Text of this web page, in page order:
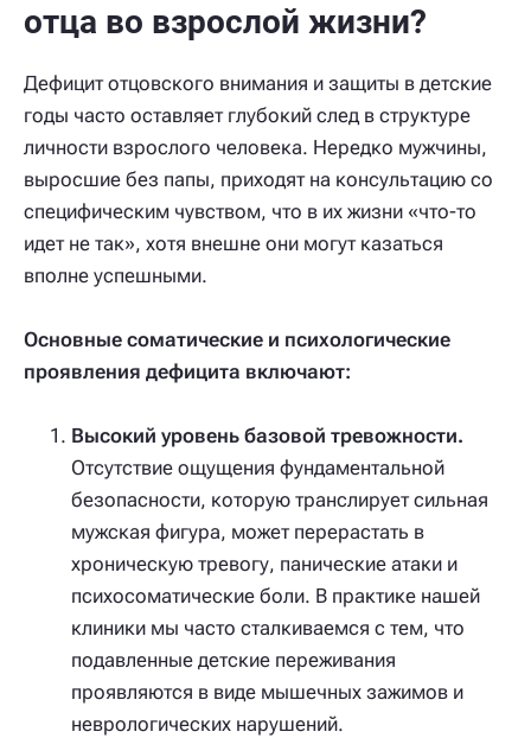
отца во взрослой жизни?
Дефицит отцовского внимания и защиты в детские
годы часто оставляет глубокий след в структуре
личности взрослого человека. Нередко мужчины,
выросшие без папы, приходят на консультацию со
специфическим чувством, что в их жизни «что-то
идет не так», хотя внешне они могут казаться
вполне успешными.
Основные соматические и психологические
проявления дефицита включают:
Высокий уровень базовой тревожности.
Отсутствие ощущения фундаментальной
безопасности, которую транслирует сильная
мужская фигура, может перерастать в
хроническую тревогу, панические атаки и
психосоматические боли. В практике нашей
клиники мы часто сталкиваемся с тем, что
подавленные детские переживания
проявляются в виде мышечных зажимов и
неврологических нарушений.